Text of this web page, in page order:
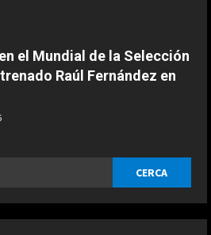
el Mundial de la Selección
Raúl Fernández en
‘dardo’ de Mercedes en la